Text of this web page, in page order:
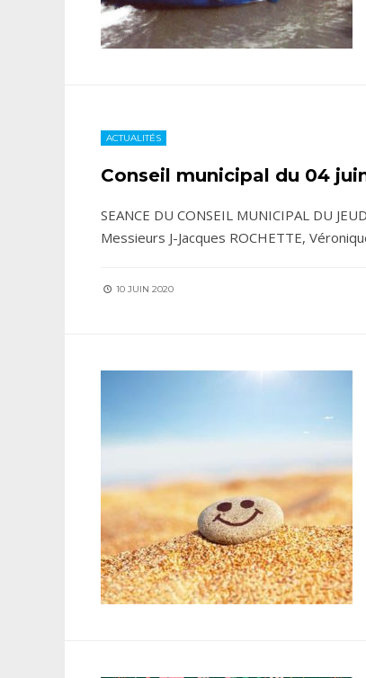
ACTUALITÉS
Conseil municipal du 04
SEANCE DU CONSEIL MUNICIPAL DU
Messieurs J-Jacques ROCHETTE,
10 JUIN 2020